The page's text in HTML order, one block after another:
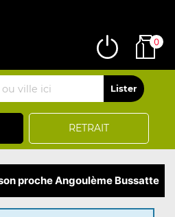
RETRAIT
0
proche Angoulème Bussatte